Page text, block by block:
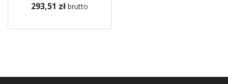
293,51 zł brutto